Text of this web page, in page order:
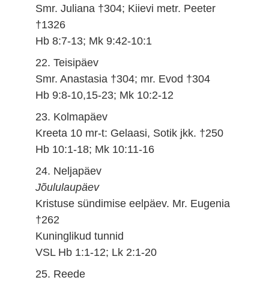
Smr. Juliana †304; Kiievi metr. Peeter
†1326
Hb 8:7-13; Mk 9:42-10:1
22. Teisipäev
Smr. Anastasia †304; mr. Evod †304
Hb 9:8-10,15-23; Mk 10:2-12
23. Kolmapäev
Kreeta 10 mr-t: Gelaasi, Sotik jkk. †250
Hb 10:1-18; Mk 10:11-16
24. Neljapäev
Jõululaupäev
Kristuse sündimise eelpäev. Mr. Eugenia
†262
Kuninglikud tunnid
VSL Hb 1:1-12; Lk 2:1-20
25. Reede